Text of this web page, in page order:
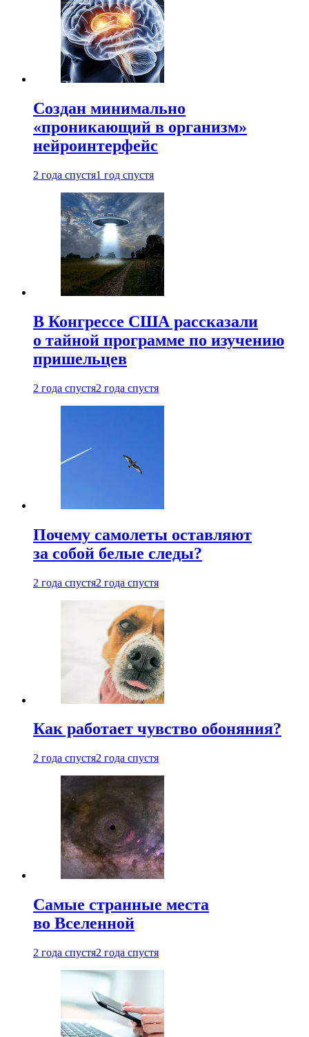
Создан минимально
«проникающий в организм»
нейроинтерфейс
2 года спустя1 год спустя
В Конгрессе США рассказали
о тайной программе по изучению
пришельцев
2 года спустя2 года спустя
Почему самолеты оставляют
за собой белые следы?
2 года спустя2 года спустя
Как работает чувство обоняния?
2 года спустя2 года спустя
Самые странные места
во Вселенной
2 года спустя2 года спустя